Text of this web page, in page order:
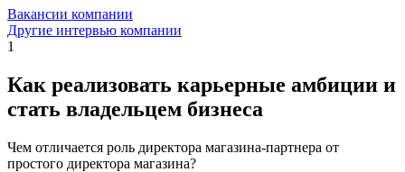
Вакансии компании
Другие интервью компании
1
Как реализовать карьерные амбиции и
стать владельцем бизнеса
Чем отличается роль директора магазина-партнера от
простого директора магазина?